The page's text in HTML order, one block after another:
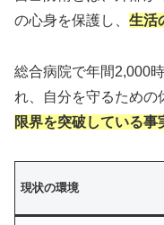
の心身を保護し、 生活
総合病院で年間2,000
れ、自分を守るための
限界を突破している事
現状の環境